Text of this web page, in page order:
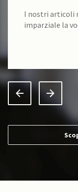
I nostri articoli
imparziale la